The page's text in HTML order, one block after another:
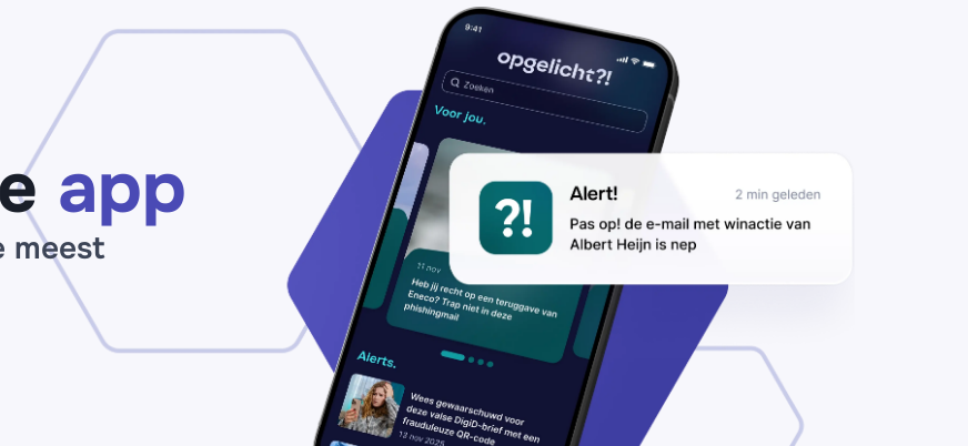
nepwebshop
‘vingino.top’
of 'vingino-
nl.top'
Adidas
of New
Balance
kopen?
Pas op
voor
‘snipes-
outlet.nl’
app
meest